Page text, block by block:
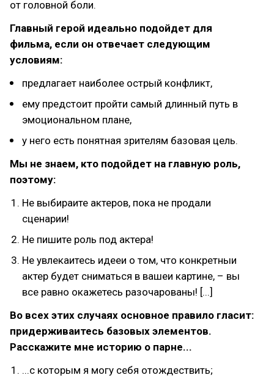
от головной боли.
Главный герой идеально подойдет для
фильма, если он отвечает следующим
условиям:
предлагает наиболее острый конфликт,
ему предстоит пройти самый длинный путь в
эмоциональном плане,
у него есть понятная зрителям базовая цель.
Мы не знаем, кто подойдет на главную роль,
поэтому:
Не выбираите актеров, пока не продали
сценарии!
Не пишите роль под актера!
Не увлекаитесь идееи о том, что конкретныи
актер будет сниматься в вашеи картине, – вы
все равно окажетесь разочарованы! [...]
Во всех этих случаях основное правило гласит:
придерживаитесь базовых элементов.
Расскажите мне историю о парне...
...с которым я могу себя отождествить;